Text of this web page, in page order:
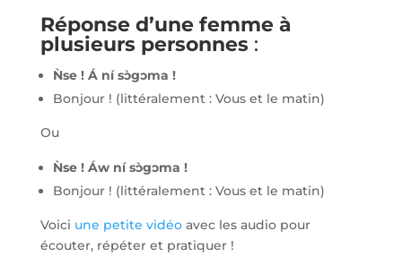
Réponse d’une femme à
plusieurs personnes:
Ǹse ! Á ní sɔ̀gɔma !
Bonjour ! (littéralement : Vous et le matin)
Ou
Ǹse ! Áw ní sɔ̀gɔma !
Bonjour ! (littéralement : Vous et le matin)
Voici une petite vidéoavec les audio pour
écouter, répéter et pratiquer !